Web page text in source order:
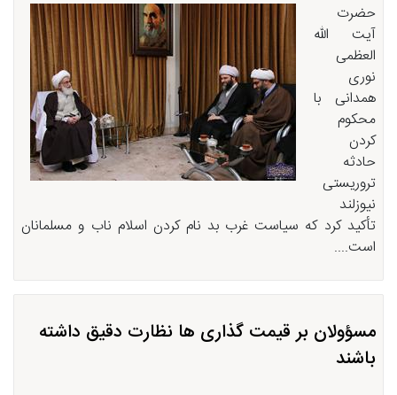
حضرت
آیت الله
العظمی
نوری
همدانی با
محکوم
کردن
حادثه
تروریستی
نیوزلند
تأکید کرد که سیاست غرب بد نام کردن اسلام ناب و مسلمانان
است....
مسؤولان بر قیمت گذاری ها نظارت دقیق داشته
باشند